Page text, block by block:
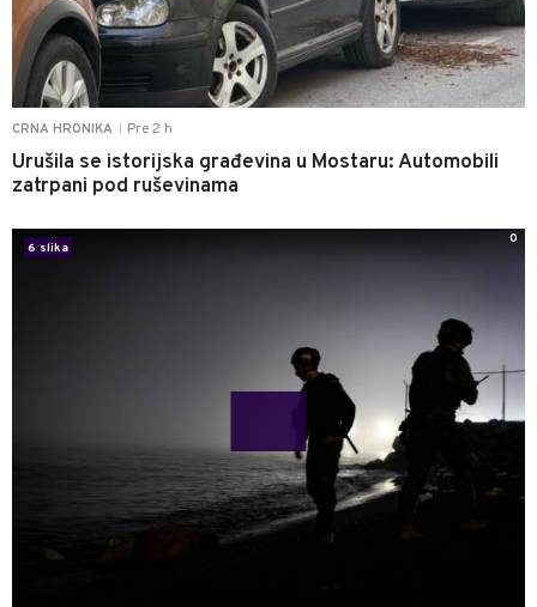
CRNA HRONIKA Pre 2 h
Urušila se istorijska građevina u Mostaru: Automobili
zatrpani pod ruševinama
6 slika
0